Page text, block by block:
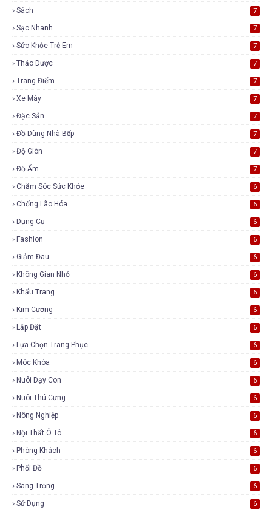
Sách 7
Sạc Nhanh 7
Sức Khỏe Trẻ Em 7
Thảo Dược 7
Trang Điểm 7
Xe Máy 7
Đặc Sản 7
Đồ Dùng Nhà Bếp 7
Độ Giòn 7
Độ Ẩm 7
Chăm Sóc Sức Khỏe 6
Chống Lão Hóa 6
Dụng Cụ 6
Fashion 6
Giảm Đau 6
Không Gian Nhỏ 6
Khẩu Trang 6
Kim Cương 6
Lắp Đặt 6
Lựa Chọn Trang Phục 6
Móc Khóa 6
Nuôi Dạy Con 6
Nuôi Thú Cưng 6
Nông Nghiệp 6
Nội Thất Ô Tô 6
Phòng Khách 6
Phối Đồ 6
Sang Trọng 6
Sử Dụng 6